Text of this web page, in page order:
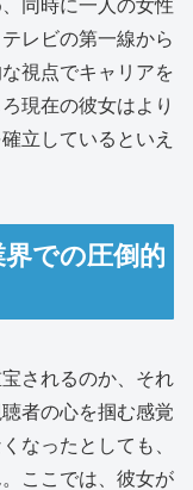
同時に一人の女性
レビの第一線から
視点でキャリアを
現在の彼女はより
立しているといえ
での圧倒的
されるのか、それ
者の心を掴む感覚
なったとしても、
ここでは、彼女が